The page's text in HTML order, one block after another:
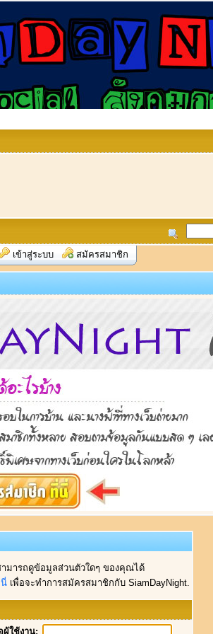
เข้าสู่ระบบ สมัครสมาชิก
มารถดูข้อมูลส่วนตัวใดๆ ของคุณได้
เพื่อจะทำการสมัครสมาชิกกับ SiamDayNight.
ผู้ใช้งาน: